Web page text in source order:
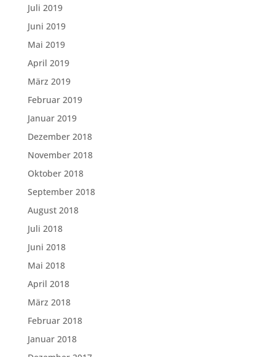
Juli 2019
Juni 2019
Mai 2019
April 2019
März 2019
Februar 2019
Januar 2019
Dezember 2018
November 2018
Oktober 2018
September 2018
August 2018
Juli 2018
Juni 2018
Mai 2018
April 2018
März 2018
Februar 2018
Januar 2018